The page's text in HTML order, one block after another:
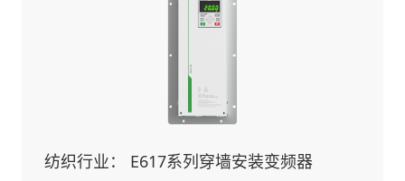
纺织行业： E617系列穿墙安装变频器